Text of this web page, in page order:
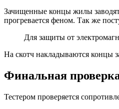
Зачищенные концы жилы
прогревается феном. Так же
Для защиты от
На скотч накладываются концы
Финальная
Тестером проверяется